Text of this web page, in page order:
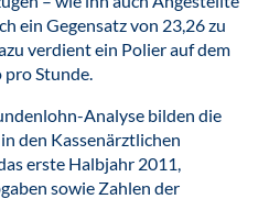
ein Gegensatz von 23,26 zu
verdient ein Polier auf dem
pro Stunde.
Analyse bilden die
den Kassenärztlichen
erste Halbjahr 2011,
sowie Zahlen der